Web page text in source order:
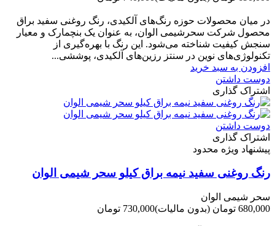
در میان محصولات حوزه رنگ‌های آلکیدی، رنگ روغنی سفید براق
محصول شرکت سحرشیمی الوان، به عنوان یک بنچمارک و معیار
سنجش کیفیت شناخته می‌شود. این رنگ با بهره‌گیری از
تکنولوژی‌های نوین در سنتز رزین‌های آلکیدی، پوششی...
افزودن به سبد خرید
دوست داشتن
اشتراک گذاری
دوست داشتن
اشتراک گذاری
پیشنهاد ویژه محدود
رنگ روغنی سفید نیمه براق کیلو سحر شیمی الوان
سحر شیمی الوان
680,000 تومان
(بدون مالیات)730,000 تومان